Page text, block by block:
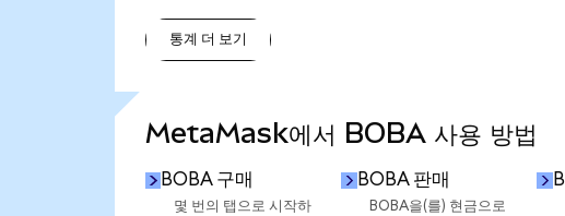
통계 더 보기
MetaMask에서 BOBA 사용 방법
BOBA 구매
몇 번의 탭으로 시작하
BOBA 판매
BOBA을(를) 현금으로